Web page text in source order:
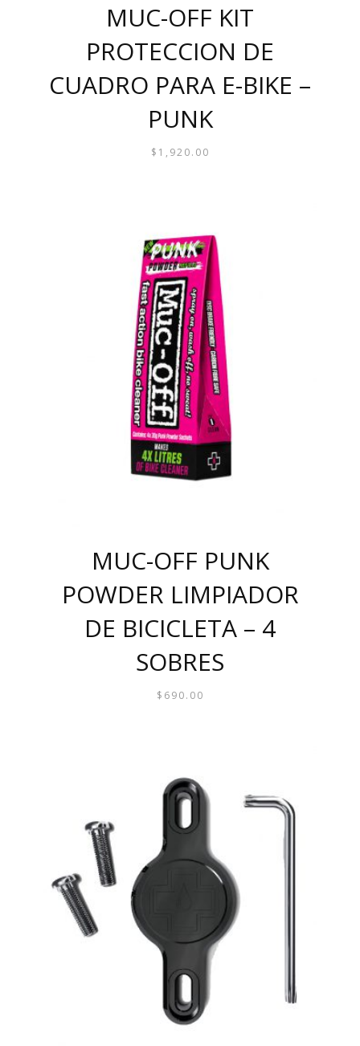
MUC-OFF KIT
PROTECCION DE
CUADRO PARA E-BIKE –
PUNK
$ 1,920.00
MUC-OFF PUNK
POWDER LIMPIADOR
DE BICICLETA – 4
SOBRES
$ 690.00